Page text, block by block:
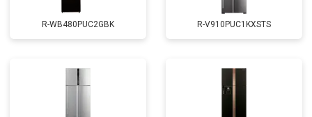
R-WB480PUC2GBK R-V910PUC1KXSTS